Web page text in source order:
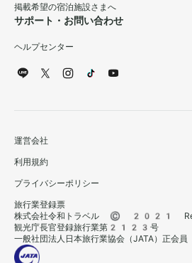
掲載希望の宿泊施設さまへ
サポート・お問い合わせ
ヘルプセンター
運営会社
利用規約
プライバシーポリシー
旅行業登録票
株式会社令和トラベル © 2021
観光庁長官登録旅行業第2123号
一般社団法人日本旅行業協会（JATA）正会員